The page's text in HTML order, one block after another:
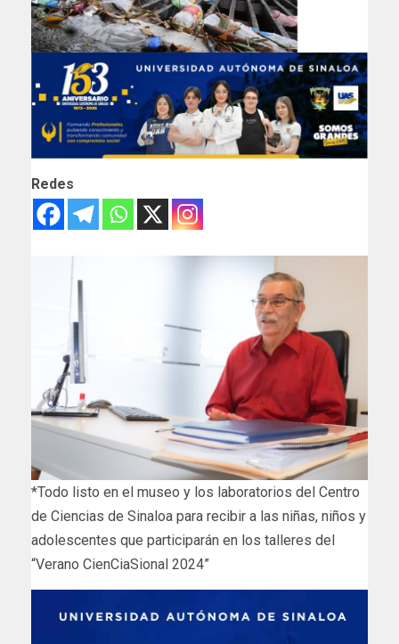
Redes
*Todo listo en el museo y los laboratorios del Centro
de Ciencias de Sinaloa para recibir a las niñas, niños y
adolescentes que participarán en los talleres del
“Verano CienCiaSional 2024”